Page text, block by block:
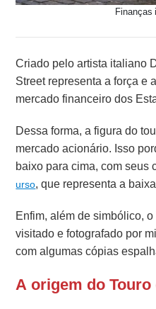
Finanças
Criado pelo artista italiano
Street representa a força e
mercado financeiro dos
Dessa forma, a figura do
mercado acionário. Isso
baixo para cima, com seus
urso, que representa a
Enfim, além de simbólico,
visitado e fotografado por
com algumas cópias
A origem do